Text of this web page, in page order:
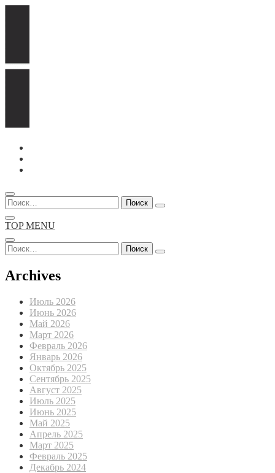
Перейти
содержимому
Найти:
TOP MENU
Найти:
Archives
Июль 2026
Июнь 2026
Май 2026
Март 2026
Февраль 2026
Январь 2026
Октябрь 2025
Сентябрь 2025
Август 2025
Июль 2025
Июнь 2025
Май 2025
Апрель 2025
Март 2025
Февраль 2025
Декабрь 2024